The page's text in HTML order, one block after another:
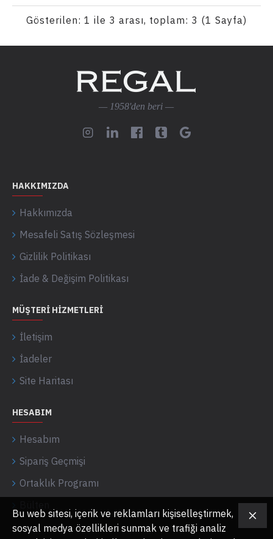
Gösterilen: 1 ile 3 arası, toplam: 3 (1 Sayfa)
— 1958'den beri —
HAKKIMIZDA
Hakkımızda
Mesafeli Satış Sözleşmesi
Gizlilik Politikası
İade & Değişim Politikası
MÜŞTERI HIZMETLERI
İletişim
İadeler
Site Haritası
HESABIM
Hesabım
Sipariş Geçmişi
Ortaklık Programı
Bu web sitesi, içerik ve reklamları kişiselleştirmek,
sosyal medya özellikleri sunmak ve trafiği analiz